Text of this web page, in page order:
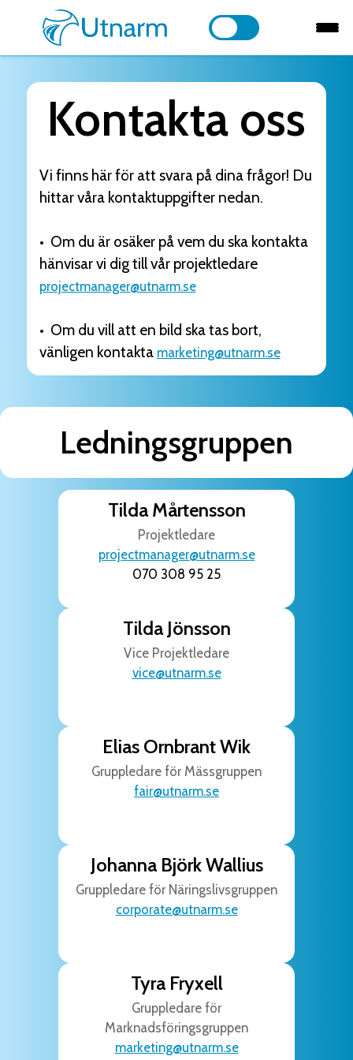
Kontakta oss
Vi finns här för att svara på dina frågor! Du
hittar våra kontaktuppgifter nedan.
• Om du är osäker på vem du ska kontakta
hänvisar vi dig till vår projektledare
projectmanager@utnarm.se
• Om du vill att en bild ska tas bort,
vänligen kontakta marketing@utnarm.se
Ledningsgruppen
Tyra Fryxell
Gruppledare för
Marknadsföringsgruppen
marketing@utnarm.se
Johanna Björk Wallius
Gruppledare för Näringslivsgruppen
corporate@utnarm.se
Elias Ornbrant Wik
Gruppledare för Mässgruppen
fair@utnarm.se
Tilda Jönsson
Vice Projektledare
vice@utnarm.se
Tilda Mårtensson
Projektledare
projectmanager@utnarm.se
070 308 95 25